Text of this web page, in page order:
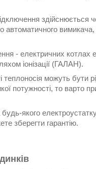
здійснюється
автоматичного
- електричних котлах
іонізації (ГАЛАН).
можуть бути
потужності, то варто
якого
зберегти гарантію.